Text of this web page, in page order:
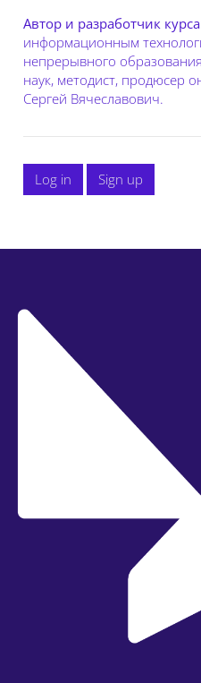
Автор и разработчик
информационным
непрерывного
наук, методист, продюсер
Сергей Вячеславович.
Log in Sign up